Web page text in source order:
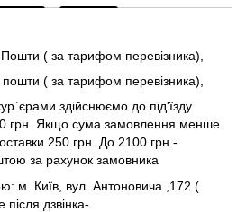
( за тарифом перевізника),
( за тарифом перевізника),
здійснюємо до під'їзду
грн. Якщо сума замовлення менше
250 грн. До 2100 грн -
за рахунок замовника
м. Київ, вул. Антоновича ,172 (
дзвінка-